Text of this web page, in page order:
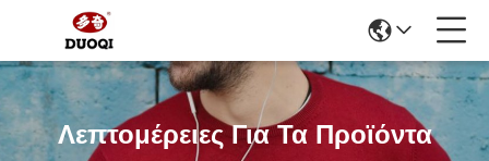
Λεπτομέρειες Για Τα Προϊόντα